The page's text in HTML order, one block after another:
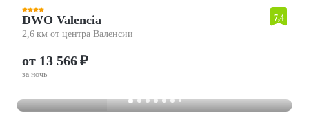
DWO Valencia
2,6 км от центра Валенсии
7,4
от 13 566 ₽
за ночь